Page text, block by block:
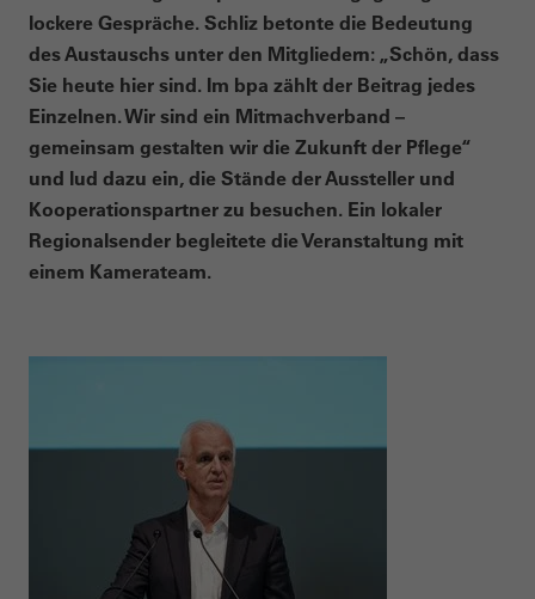
lockere Gespräche. Schliz betonte die Bedeutung
des Austauschs unter den Mitgliedern: „Schön, dass
Sie heute hier sind. Im bpa zählt der Beitrag jedes
Einzelnen. Wir sind ein Mitmachverband –
gemeinsam gestalten wir die Zukunft der Pflege“
und lud dazu ein, die Stände der Aussteller und
Kooperationspartner zu besuchen. Ein lokaler
Regionalsender begleitete die Veranstaltung mit
einem Kamerateam.